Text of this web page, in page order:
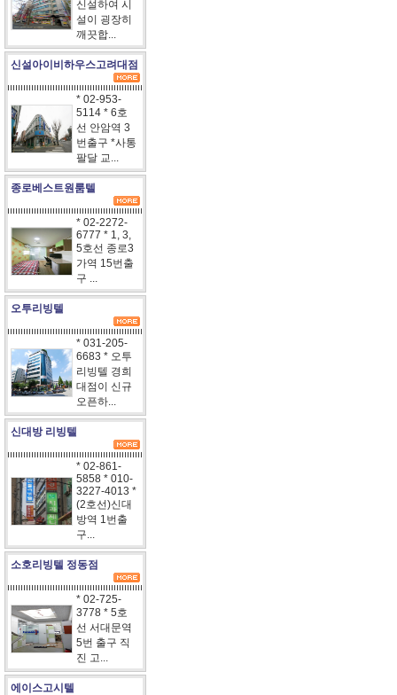
신설하여 시
설이 굉장히
깨끗합...
신설아이비하우스고려대점
* 02-953-
5114 * 6호
선 안암역 3
번출구 *사통
팔달 교...
종로베스트원룸텔
* 02-2272-
6777 * 1, 3,
5호선 종로3
가역 15번출
구 ...
오투리빙텔
* 031-205-
6683 * 오투
리빙텔 경희
대점이 신규
오픈하...
신대방 리빙텔
* 02-861-
5858 * 010-
3227-4013 *
(2호선)신대
방역 1번출
구...
소호리빙텔 정동점
* 02-725-
3778 * 5호
선 서대문역
5번 출구 직
진 고...
에이스고시텔